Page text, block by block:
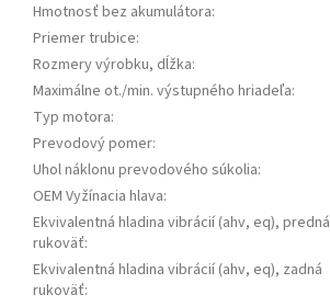
Hmotnosť bez akumulátora:
Priemer trubice:
Rozmery výrobku, dĺžka:
Maximálne ot./min. výstupného hriadeľa:
Typ motora:
Prevodový pomer:
Uhol náklonu prevodového súkolia:
OEM Vyžínacia hlava:
Ekvivalentná hladina vibrácií (ahv, eq), predná
rukoväť:
Ekvivalentná hladina vibrácií (ahv, eq), zadná
rukoväť: